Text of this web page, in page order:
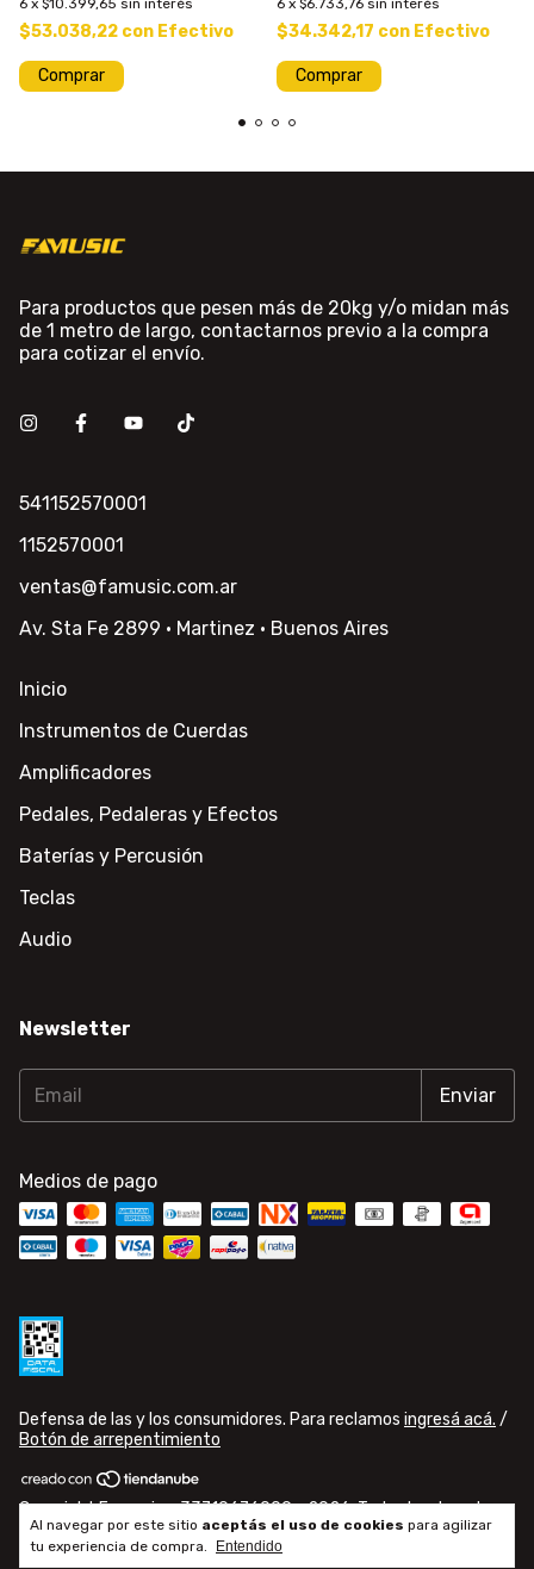
Al navegar por este sitio aceptás el uso de cookies para agilizar
tu experiencia de compra.
Entendido
6 x $10.399,65 sin interés
$53.038,22 con Efectivo
6 x $6.733,76 sin interés
$34.342,17 con Efectivo
Para productos que pesen más de 20kg y/o midan más
de 1 metro de largo, contactarnos previo a la compra
para cotizar el envío.
541152570001
1152570001
ventas@famusic.com.ar
Av. Sta Fe 2899 · Martinez · Buenos Aires
Inicio
Instrumentos de Cuerdas
Amplificadores
Pedales, Pedaleras y Efectos
Baterías y Percusión
Teclas
Audio
Newsletter
Medios de pago
Defensa de las y los consumidores. Para reclamos ingresá acá. /
Botón de arrepentimiento
Copyright Famusic - 33710676009 - 2026. Todos los derechos
reservados.